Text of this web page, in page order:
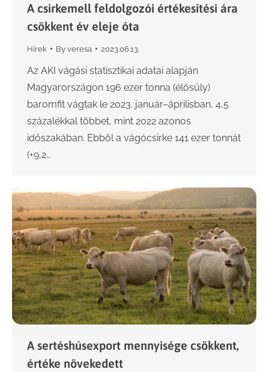
A csirkemell feldolgozói értékesítési ára
csökkent év eleje óta
Hírek By veresa 2023.06.13.
Az AKI vágási statisztikai adatai alapján
Magyarországon 196 ezer tonna (élősúly)
baromfit vágtak le 2023. január–áprilisban, 4,5
százalékkal többet, mint 2022 azonos
időszakában. Ebből a vágócsirke 141 ezer tonnát
(+9,2…
A sertéshúsexport mennyisége csökkent,
értéke növekedett